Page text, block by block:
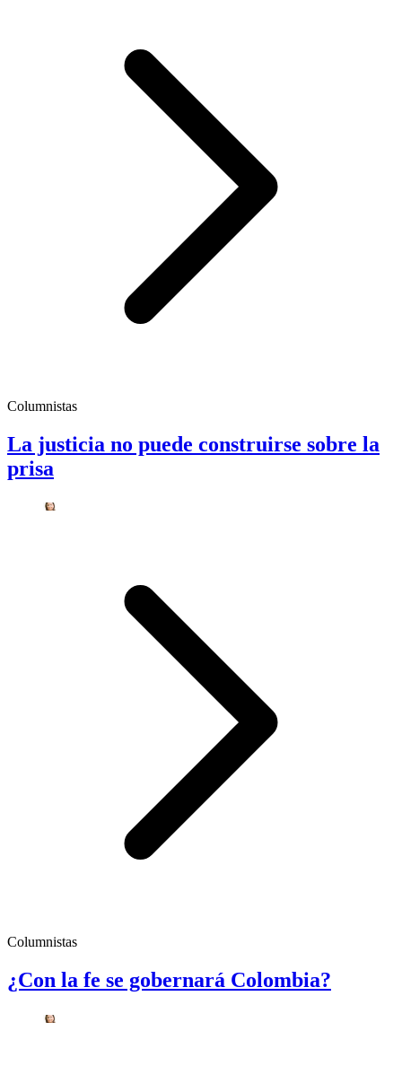
Columnistas
La justicia no puede construirse sobre la
prisa
Columnistas
¿Con la fe se gobernará Colombia?